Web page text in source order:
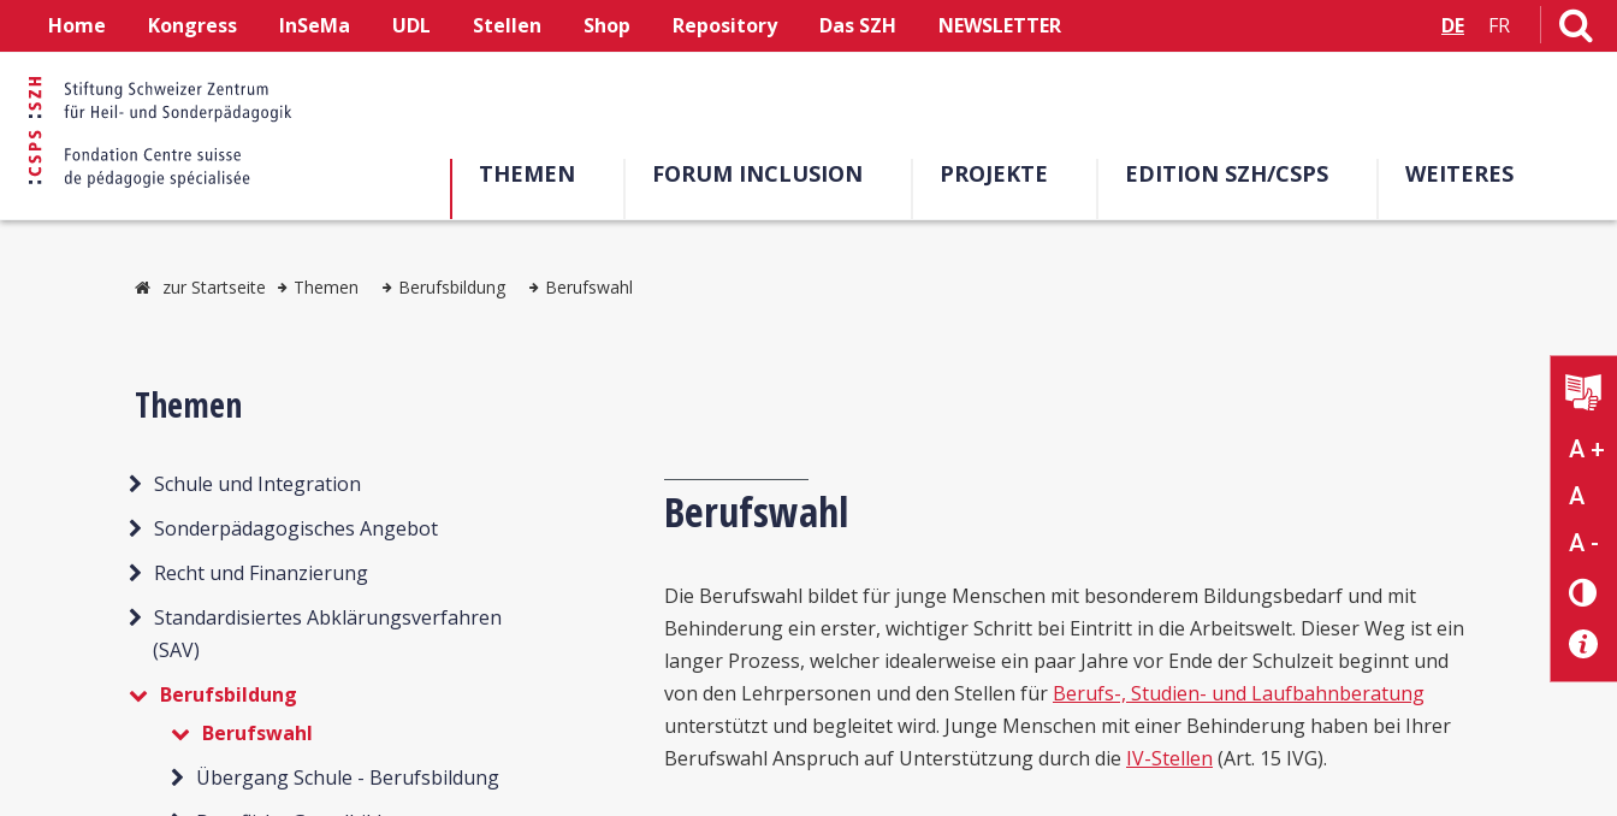
Home Kongress InSeMa UDL Stellen Shop Repository Das SZH NEWSLETTER DE FR
THEMEN FORUM INCLUSION PROJEKTE EDITION SZH/CSPS WEITERES
A +
A
A -
zur Startseite Themen Berufsbildung Berufswahl
Themen
Schule und Integration
Sonderpädagogisches Angebot
Recht und Finanzierung
Standardisiertes Abklärungsverfahren
(SAV)
Berufsbildung
Berufswahl
Übergang Schule - Berufsbildung
Berufswahl
Die Berufswahl bildet für junge Menschen mit besonderem Bildungsbedarf und mit
Behinderung ein erster, wichtiger Schritt bei Eintritt in die Arbeitswelt. Dieser Weg ist ein
langer Prozess, welcher idealerweise ein paar Jahre vor Ende der Schulzeit beginnt und
von den Lehrpersonen und den Stellen für Berufs-, Studien- und Laufbahnberatung
unterstützt und begleitet wird. Junge Menschen mit einer Behinderung haben bei Ihrer
Berufswahl Anspruch auf Unterstützung durch die IV-Stellen (Art. 15 IVG).